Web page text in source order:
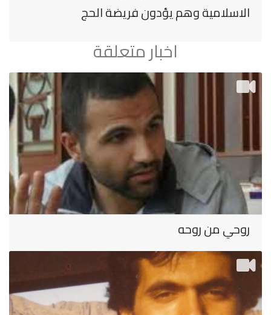
الاسلامية وهم يؤدون فريضة الحج
اخبار متعلقة
روحي من روحه